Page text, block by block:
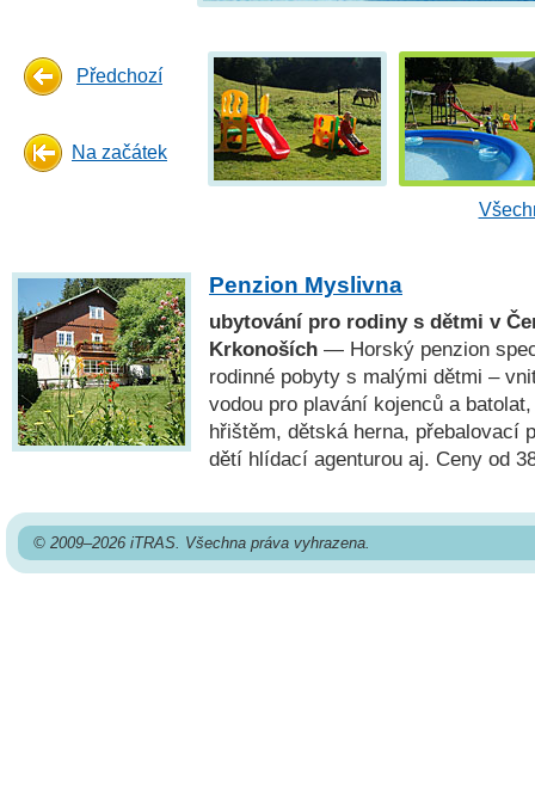
Předchozí
Na začátek
Penzion Myslivna
ubytování pro rodiny s dětmi v
Krkonoších — Horský penzion
rodinné pobyty s malými dětmi –
vodou pro plavání kojenců a
hřištěm, dětská herna, přebalovací
dětí hlídací agenturou aj. Ceny od
© 2009–2026 iTRAS. Všechna práva vyhrazena.